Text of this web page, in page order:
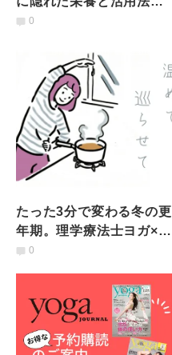
管理栄養士が解説
0
たった3分で変わる冬の更
年期。理学療法士ヨガ×管
理栄養士みそ汁の“温めル
0